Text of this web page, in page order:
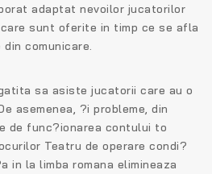
adaptat nevoilor jucatorilor
care sunt oferite in timp ce se afla
comunicare.
sa asiste jucatorii care au o
asemenea, ?i probleme, din
de func?ionarea contului to
Teatru de operare condi?
in la limba romana elimineaza